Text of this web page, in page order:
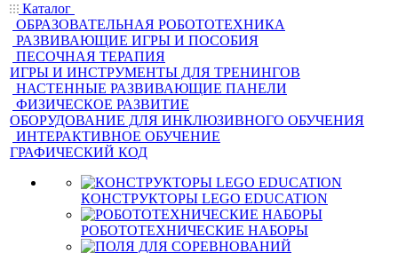
Каталог
ОБРАЗОВАТЕЛЬНАЯ РОБОТОТЕХНИКА
РАЗВИВАЮЩИЕ ИГРЫ И ПОСОБИЯ
ПЕСОЧНАЯ ТЕРАПИЯ
ИГРЫ И ИНСТРУМЕНТЫ ДЛЯ ТРЕНИНГОВ
НАСТЕННЫЕ РАЗВИВАЮЩИЕ ПАНЕЛИ
ФИЗИЧЕСКОЕ РАЗВИТИЕ
ОБОРУДОВАНИЕ ДЛЯ ИНКЛЮЗИВНОГО ОБУЧЕНИЯ
ИНТЕРАКТИВНОЕ ОБУЧЕНИЕ
ГРАФИЧЕСКИЙ КОД
КОНСТРУКТОРЫ LEGO EDUCATION
РОБОТОТЕХНИЧЕСКИЕ НАБОРЫ